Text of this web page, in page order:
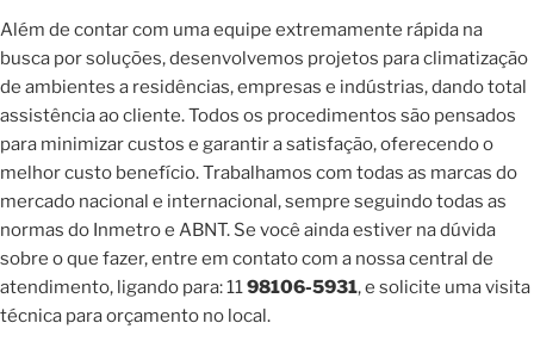
Além de contar com uma equipe extremamente rápida na
busca por soluções, desenvolvemos projetos para climatização
de ambientes a residências, empresas e indústrias, dando total
assistência ao cliente. Todos os procedimentos são pensados
para minimizar custos e garantir a satisfação, oferecendo o
melhor custo benefício. Trabalhamos com todas as marcas do
mercado nacional e internacional, sempre seguindo todas as
normas do Inmetro e ABNT. Se você ainda estiver na dúvida
sobre o que fazer, entre em contato com a nossa central de
atendimento, ligando para: 1198106-5931, e solicite uma visita
técnica para orçamento no local.